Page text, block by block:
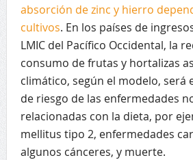
absorción de zinc y hierro
cultivos. En los países de
LMIC del Pacífico Occidental, la
consumo de frutas y hortalizas
climático, según el modelo, será
de riesgo de las enfermedades
relacionadas con la dieta, por
mellitus tipo 2, enfermedades
algunos cánceres, y muerte.